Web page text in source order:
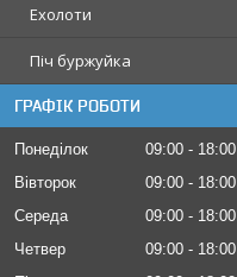
Ехолоти
Піч буржуйка
ГРАФІК РОБОТИ
Понеділок 09:00
18:00
Вівторок
09:00
18:00
Середа
09:00
18:00
Четвер
09:00
18:00